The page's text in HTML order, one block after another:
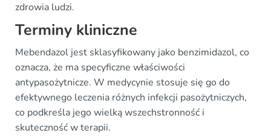
zdrowia ludzi.
Terminy kliniczne
Mebendazol jest sklasyfikowany jako benzimidazol, co
oznacza, że ma specyficzne właściwości
antypasożytnicze. W medycynie stosuje się go do
efektywnego leczenia różnych infekcji pasożytniczych,
co podkreśla jego wielką wszechstronność i
skuteczność w terapii.